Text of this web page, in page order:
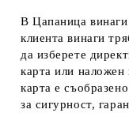
В Цапаница
клиента винаги
да изберете
карта или
карта е
за сигурност,